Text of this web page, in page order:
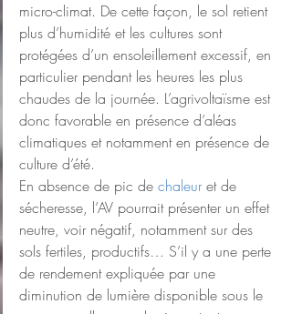
micro-climat. De cette façon, le sol retient
plus d’humidité et les cultures sont
protégées d’un ensoleillement excessif, en
particulier pendant les heures les plus
chaudes de la journée. L’agrivoltaïsme est
donc favorable en présence d’aléas
climatiques et notamment en présence de
culture d’été.
En absence de pic de chaleur et de
sécheresse, l’AV pourrait présenter un effet
neutre, voir négatif, notamment sur des
sols fertiles, productifs… S’il y a une perte
de rendement expliquée par une
diminution de lumière disponible sous le